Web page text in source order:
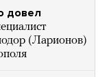
довел
(Ларионов)